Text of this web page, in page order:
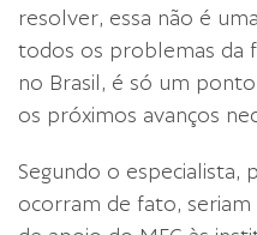
resolver, essa não é
todos os problemas da
no Brasil, é só um
os próximos avanços
Segundo o especialista,
ocorram de fato, seriam